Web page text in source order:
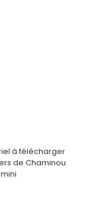
à télécharger
de Chaminou